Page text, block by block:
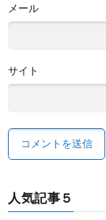
メール
サイト
人気記事５